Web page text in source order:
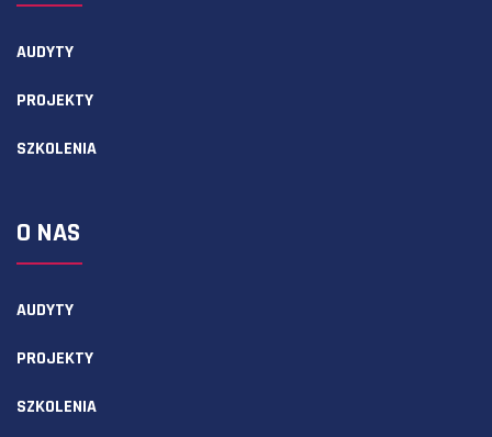
AUDYTY
PROJEKTY
SZKOLENIA
O NAS
AUDYTY
PROJEKTY
SZKOLENIA